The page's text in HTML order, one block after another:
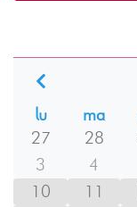
lu
ma
27
28
3
4
10
11